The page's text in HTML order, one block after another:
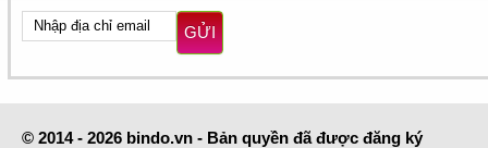
GỬI
© 2014 - 2026 bindo.vn - Bản quyền đã được đăng ký